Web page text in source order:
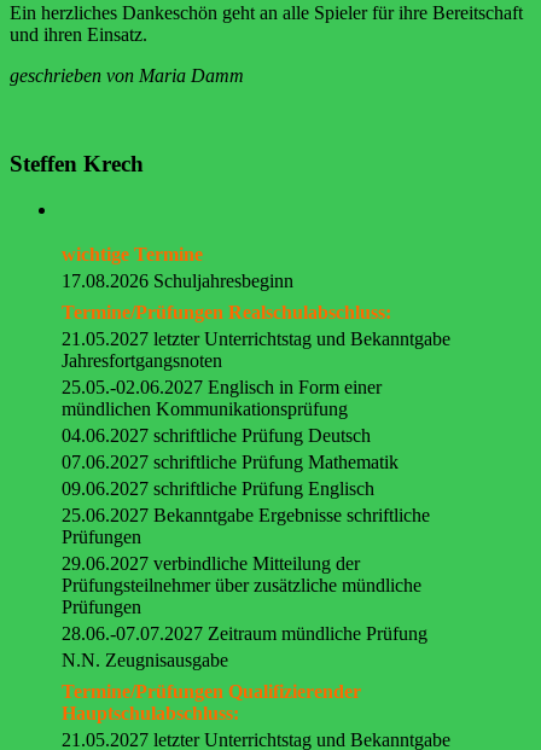
Ein herzliches Dankeschön geht an alle Spieler für ihre Bereitschaft
und ihren Einsatz.
geschrieben von Maria Damm
Steffen Krech
wichtige Termine
17.08.2026 Schuljahresbeginn
Termine/Prüfungen Realschulabschluss:
21.05.2027 letzter Unterrichtstag und Bekanntgabe
Jahresfortgangsnoten
25.05.-02.06.2027 Englisch in Form einer
mündlichen Kommunikationsprüfung
04.06.2027 schriftliche Prüfung Deutsch
07.06.2027 schriftliche Prüfung Mathematik
09.06.2027 schriftliche Prüfung Englisch
25.06.2027 Bekanntgabe Ergebnisse schriftliche
Prüfungen
29.06.2027 verbindliche Mitteilung der
Prüfungsteilnehmer über zusätzliche mündliche
Prüfungen
28.06.-07.07.2027 Zeitraum mündliche Prüfung
N.N. Zeugnisausgabe
Termine/Prüfungen Qualifizierender
Hauptschulabschluss:
21.05.2027 letzter Unterrichtstag und Bekanntgabe